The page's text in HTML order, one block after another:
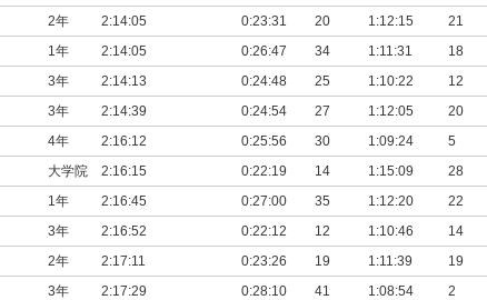
2年 2:14:05 0:23:31 20 1:12:15 21
1年 2:14:05 0:26:47 34 1:11:31 18
3年 2:14:13 0:24:48 25 1:10:22 12
3年 2:14:39 0:24:54 27 1:12:05 20
4年 2:16:12 0:25:56 30 1:09:24 5
大学院 2:16:15 0:22:19 14 1:15:09 28
1年 2:16:45 0:27:00 35 1:12:20 22
3年 2:16:52 0:22:12 12 1:10:46 14
2年 2:17:11 0:23:26 19 1:11:39 19
3年 2:17:29 0:28:10 41 1:08:54 2